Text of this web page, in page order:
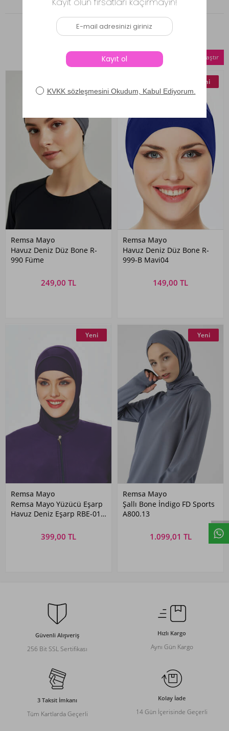
Benzer Ürünler
Seçilenleri Karşılaştır
Remsa Mayo
Havuz Deniz Düz Bone R-
990 Füme
249,00 TL
Yeni
Remsa Mayo
Havuz Deniz Düz Bone R-
999-B Mavi04
149,00 TL
Yeni
Remsa Mayo
Remsa Mayo Yüzücü Eşarp
Havuz Deniz Eşarp RBE-01
399,00 TL
Yeni
Remsa Mayo
Şallı Bone İndigo FD Sports
A800.13
1.099,01 TL
Güvenli Alışveriş
256 Bit SSL Sertifikası
Hızlı Kargo
Aynı Gün Kargo
3 Taksit İmkanı
Tüm Kartlarda Geçerli
Kolay İade
14 Gün İçerisinde Geçerli